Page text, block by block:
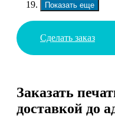
Показать еще
Сделать заказ
Заказать
доставкой до